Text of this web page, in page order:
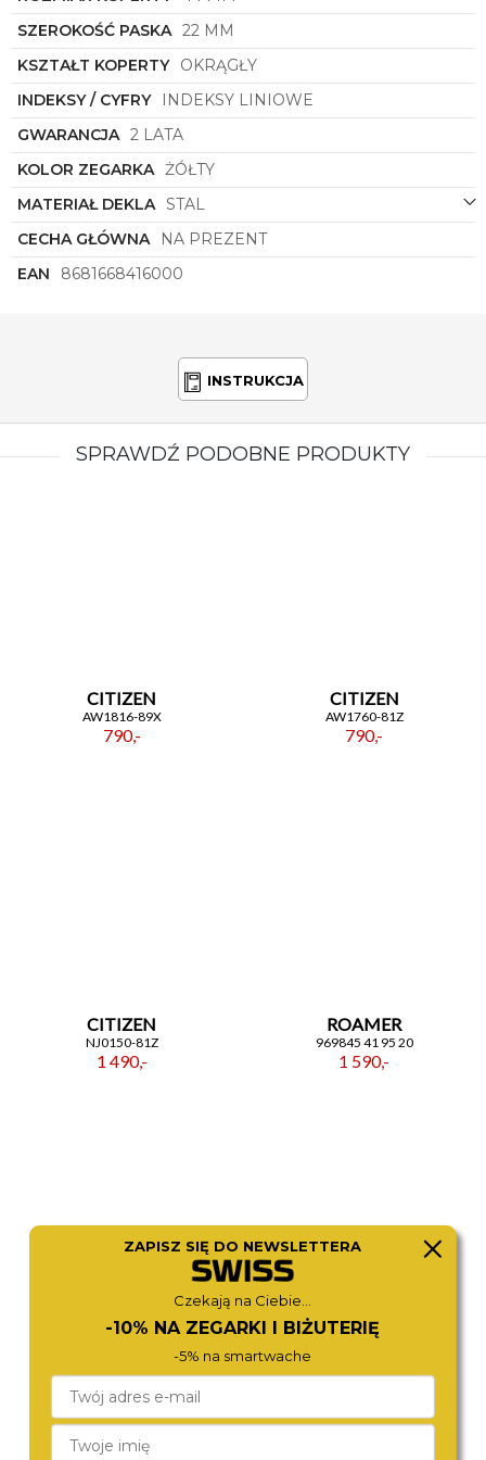
precyzyjny mechanizm, ale także dzięki unikalnemu
designowi, który zwraca uwagę i dodaje charakteru
każdej stylizacji.
Niech zegarekLee Cooper LC07715.677stanie się
Twoim ulubionym dodatkiem, który nie tylko
pomaga Ci kontrolować czas, ale także dodaje
pewności siebie i wyróżnia Cię z tłumu. Jego
połączenie modnego designu, wysokiej jakości
wykonania i praktyczności sprawia, że jest to zegarek
idealny dla mężczyzn ceniących styl i klasykę w
jednym.
SZEROKOŚĆ PASKA 22 MM
KSZTAŁT KOPERTY OKRĄGŁY
INDEKSY / CYFRY
INDEKSY LINIOWE
GWARANCJA 2 LATA
KOLOR ZEGARKA ŻÓŁTY
MATERIAŁ DEKLA STAL
CECHA GŁÓWNA
NA PREZENT
EAN
8681668416000
INSTRUKCJA
SPRAWDŹ PODOBNE PRODUKTY
CITIZEN
AW1816-89X
790,-
CITIZEN
AW1760-81Z
790,-
CITIZEN
NJ0150-81Z
1 490,-
ROAMER
969845 41 95 20
1 590,-
1 980,-
VOSTOK EUROPE
ZAPISZ SIĘ DO NEWSLETTERA
Czekają na Ciebie...
-10% NA ZEGARKI I BIŻUTERIĘ
-5% na smartwache